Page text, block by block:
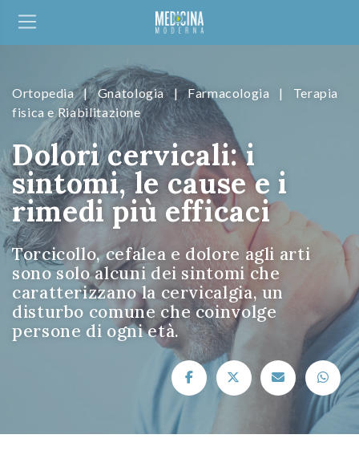
Ortopedia | Gnatologia | Farmacologia |
Terapia
fisica e Riabilitazione
Dolori cervicali: i
sintomi, le cause e i
rimedi più efficaci
Torcicollo, cefalea e dolore agli arti
sono solo alcuni dei sintomi che
caratterizzano la cervicalgia, un
disturbo comune che coinvolge
persone di ogni età.